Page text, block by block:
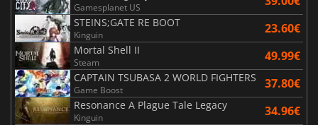
Gamesplanet US
STEINS;GATE RE BOOT
Kinguin 23.60€
Mortal Shell II
Steam 49.99€
CAPTAIN TSUBASA 2 WORLD FIGHTERS
Game Boost 37.80€
Resonance A Plague Tale Legacy
Kinguin 34.96€